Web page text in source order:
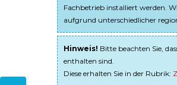
Fachbetrieb installiert werden.
aufgrund unterschiedlicher
Hinweis! Bitte beachten Sie,
enthalten sind.
Diese erhalten Sie in der Rubrik: